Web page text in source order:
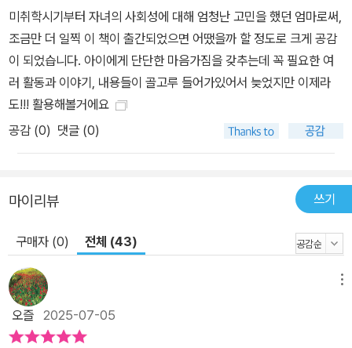
미취학시기부터 자녀의 사회성에 대해 엄청난 고민을 했던 엄마로써,
조금만 더 일찍 이 책이 출간되었으면 어땠을까 할 정도로 크게 공감
이 되었습니다. 아이에게 단단한 마음가짐을 갖추는데 꼭 필요한 여
러 활동과 이야기, 내용들이 골고루 들어가있어서 늦었지만 이제라
도!!! 활용해볼거에요
공감 (0) 댓글 (0)
마이리뷰 쓰기
구매자 (0) 전체 (43)
오즐 2025-07-05